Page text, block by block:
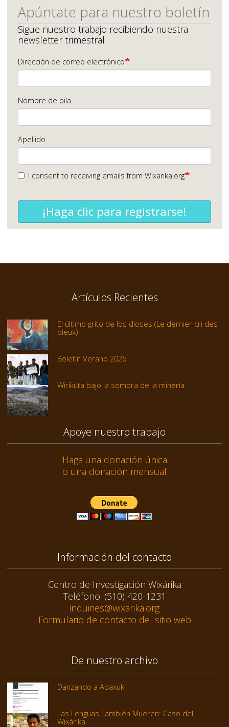
Apúntate para nuestro boletín
Sigue nuestro trabajo recibiendo nuestra
newsletter trimestral
Dirección de correo electrónico
Nombre de pila
Apellido
I consent to receiving emails from Wixarika.org
¡Haga clic para registrarse!
Artículos Recientes
El último grito de los dioses (Le dernier cri des
dieux)
Boletín Verano 2026
Wirikuta bajo la sombra de la minería
Apoye nuestro trabajo
Haga una donación única
o una donación mensual
Información del contacto
Centro de Investigación Wixárika
Teléfono: (510) 420-1231
inquiries@wixarika.org
Formulario de contacto del sitio web
De nuestro archivo
Danzando a Apaxuki
Las Lenguas También Mueren: Caso del
Wixárika